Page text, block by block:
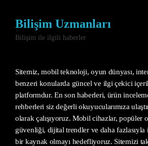
Bilişim Uzmanları
Bilişim ile ilgili haberler
Sitemiz, mobil teknoloji, oyun dünyası,
benzeri konularda güncel ve ilgi çekici
platformdur. En son haberleri, ürün
rehberleri siz değerli okuyucularımıza
olarak çalışıyoruz. Mobil cihazlar, popüler
güvenliği, dijital trendler ve daha
bir kaynak olmayı hedefliyoruz. Sitemizi